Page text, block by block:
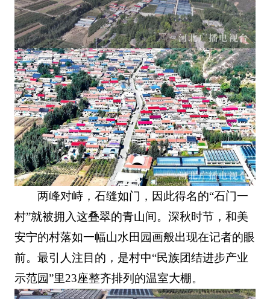
两峰对峙，石缝如门，因此得名的“石门一
村”就被拥入这叠翠的青山间。深秋时节，和美
安宁的村落如一幅山水田园画般出现在记者的眼
前。最引人注目的，是村中“民族团结进步产业
示范园”里23座整齐排列的温室大棚。